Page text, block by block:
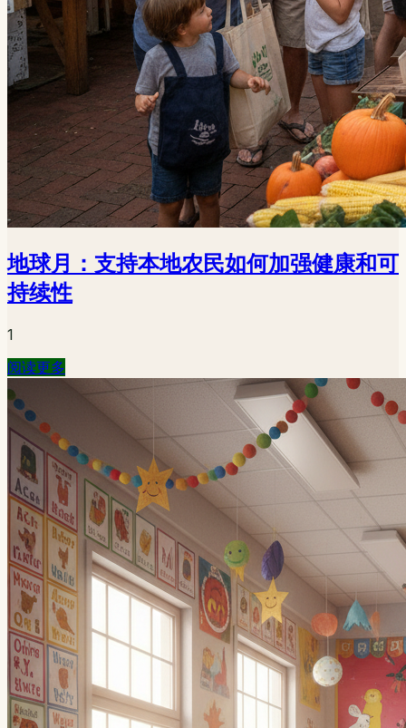
地球月：支持本地农民如何加强健康和可
持续性
1
阅读更多